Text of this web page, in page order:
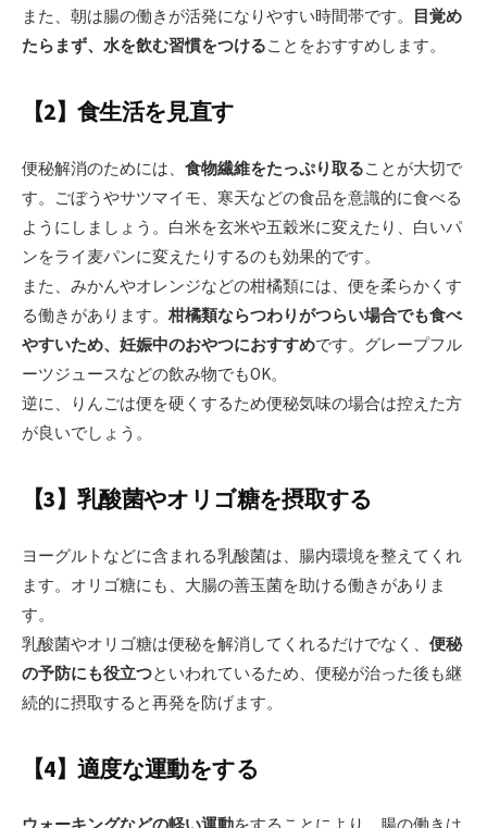
また、朝は腸の働きが活発になりやすい時間帯です。
目覚め
たらまず、水を飲む習慣をつけることをおすすめします。
【2】食生活を見直す
便秘解消のためには、 食物繊維をたっぷり取ることが大切で
す。ごぼうやサツマイモ、寒天などの食品を意識的に食べる
ようにしましょう。白米を玄米や五穀米に変えたり、白いパ
ンをライ麦パンに変えたりするのも効果的です。
また、みかんやオレンジなどの柑橘類には、便を柔らかくす
る働きがあります。 柑橘類ならつわりがつらい場合でも食べ
やすいため、妊娠中のおやつにおすすめです。グレープフル
ーツジュースなどの飲み物でもOK。
逆に、りんごは便を硬くするため便秘気味の場合は控えた方
が良いでしょう。
【3】乳酸菌やオリゴ糖を摂取する
ヨーグルトなどに含まれる乳酸菌は、腸内環境を整えてくれ
ます。オリゴ糖にも、大腸の善玉菌を助ける働きがありま
す。
乳酸菌やオリゴ糖は便秘を解消してくれるだけでなく、 便秘
の予防にも役立つといわれているため、便秘が治った後も継
続的に摂取すると再発を防げます。
【4】適度な運動をする